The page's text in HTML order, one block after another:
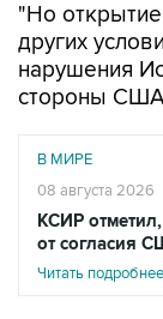
"Но
других
нарушения
стороны
В МИРЕ
08 августа 2026
КСИР
от согласия
Читать подробнее